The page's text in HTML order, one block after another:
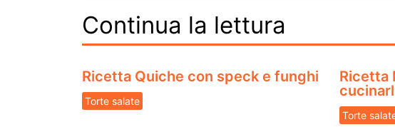
Continua la lettura
Ricetta Quiche con speck e funghi
Torte salate
Ricetta
Torte